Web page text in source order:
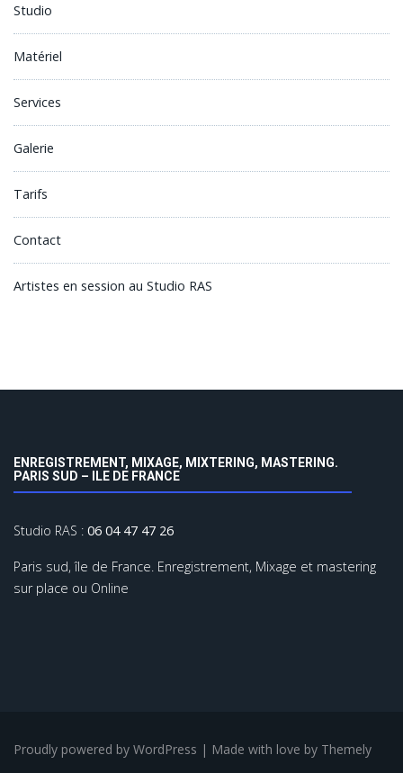
Studio
Matériel
Services
Galerie
Tarifs
Contact
Artistes en session au Studio RAS
ENREGISTREMENT, MIXAGE, MIXTERING, MASTERING.
PARIS SUD – ILE DE FRANCE
Studio RAS : 06 04 47 47 26
Paris sud, île de France. Enregistrement, Mixage et mastering
sur place ou Online
Proudly powered by WordPress | Made with love by Themely